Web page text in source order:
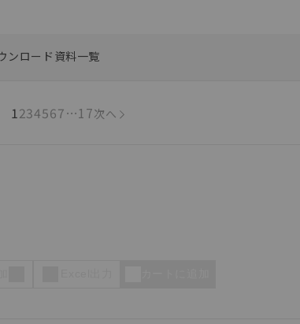
ンロード資料一覧
1234567…17次へ